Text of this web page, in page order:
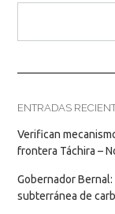
ENTRADAS
Verifican
frontera Táchira –
Gobernador
subterránea de